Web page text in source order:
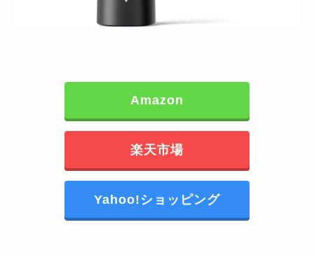
Amazon
楽天市場
Yahoo!ショッピング